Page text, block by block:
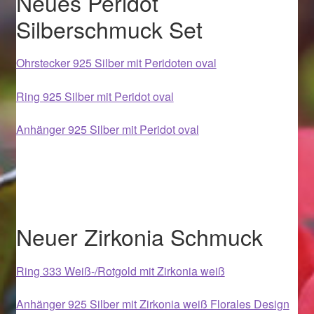
Ostergeschenke finden für Ostern 2020
Ostergeschenke finden für Ostern 2021
Ostergeschenke finden für Ostern 2022
Partner
Startseite
Startseite
Silberschmuck Set
Ohrstecker 925 Silber mit Peridoten oval
Ring 925 Silber mit Peridot oval
Anhänger 925 Silber mit Peridot oval
Neuer Zirkonia Schmuck
Ring 333 Weiß-/Rotgold mit Zirkonia weiß
Anhänger 925 Silber mit Zirkonia weiß Florales Design